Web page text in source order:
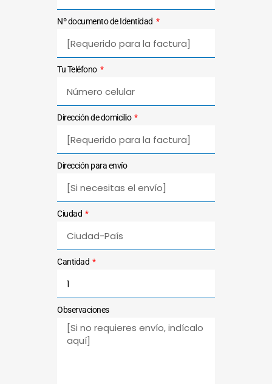
Nº documento de Identidad
Tu Teléfono
Dirección de domicilio
Dirección para envío
Ciudad
Cantidad
Observaciones